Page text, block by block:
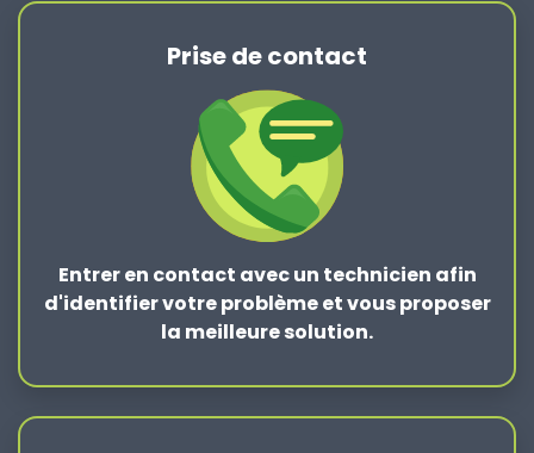
Prise de contact
Entrer en contact avec un technicien afin
d'identifier votre problème et vous proposer
la meilleure solution.